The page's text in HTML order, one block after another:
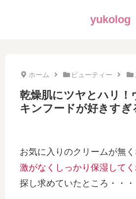
yukolog
ホーム ビューティー
乾燥肌にツヤとハリ！
キンフードが好きす
お気に入りのクリームが無く
激がなくしっかり保湿して
探し求めていたところ・・・